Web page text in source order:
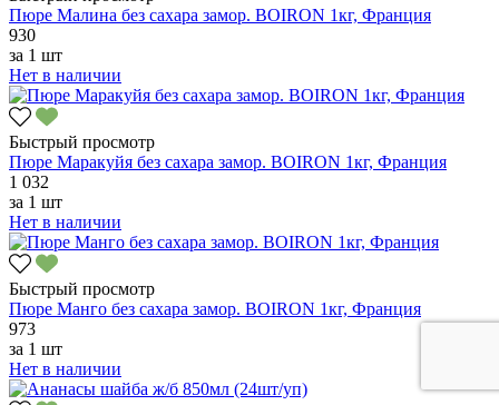
Пюре Малина без сахара замор. BOIRON 1кг, Франция
930
за 1 шт
Нет в наличии
Быстрый просмотр
Пюре Маракуйя без сахара замор. BOIRON 1кг, Франция
1 032
за 1 шт
Нет в наличии
Быстрый просмотр
Пюре Манго без сахара замор. BOIRON 1кг, Франция
973
за 1 шт
Нет в наличии